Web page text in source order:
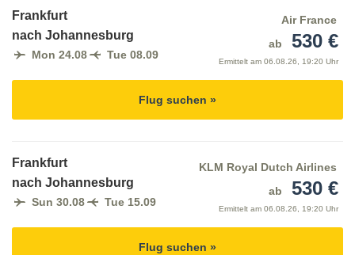
Frankfurt
nach Johannesburg
Mon 24.08 Tue 08.09
Air France
ab
530 €
Ermittelt am 06.08.26, 19:20 Uhr
Flug suchen »
Frankfurt
nach Johannesburg
Sun 30.08 Tue 15.09
KLM Royal Dutch Airlines
ab
530 €
Ermittelt am 06.08.26, 19:20 Uhr
Flug suchen »